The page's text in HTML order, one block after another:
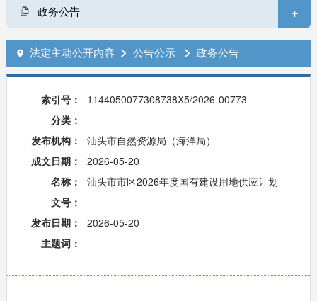
政务公告 +
 法定主动公开内容  公告公示  政务公告
索引号：
1144050077308738X5/2026-00773
分类：
发布机构：
汕头市自然资源局（海洋局）
成文日期：
2026-05-20
名称：
汕头市市区2026年度国有建设用地供应计划
文号：
发布日期：
2026-05-20
主题词：